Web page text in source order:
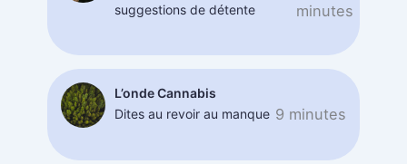
suggestions de détente
minutes
L’onde Cannabis
Dites au revoir au manque 9 minutes